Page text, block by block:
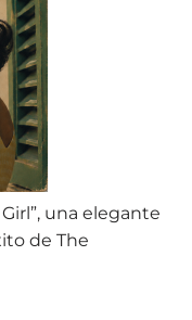
una elegante
de The